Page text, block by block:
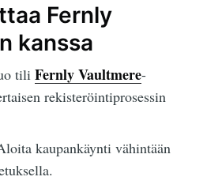
Fernly
kanssa
tili Fernly Vaultmere-
rekisteröintiprosessin
kaupankäynti vähintään